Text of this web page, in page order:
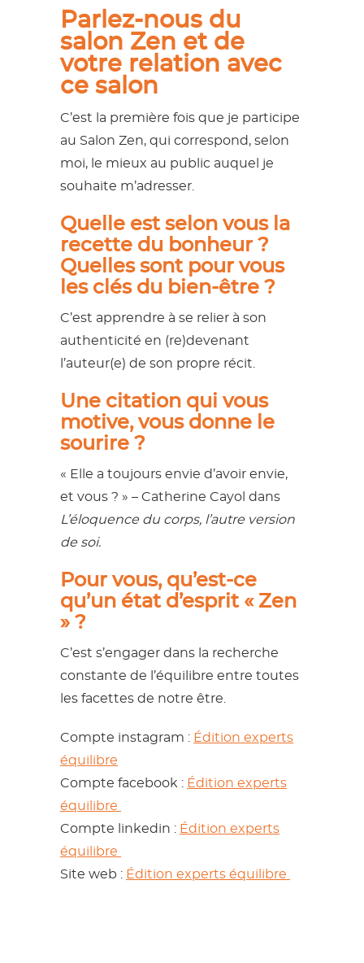
Parlez-nous du
salon Zen et de
votre relation avec
ce salon
C’est la première fois que je participe
au Salon Zen, qui correspond, selon
moi, le mieux au public auquel je
souhaite m’adresser.
Quelle est selon vous la
recette du bonheur ?
Quelles sont pour vous
les clés du bien-être ?
C’est apprendre à se relier à son
authenticité en (re)devenant
l’auteur(e) de son propre récit.
Une citation qui vous
motive, vous donne le
sourire ?
« Elle a toujours envie d’avoir envie,
et vous ? » – Catherine Cayol dans
L’éloquence du corps, l’autre version
de soi.
Pour vous, qu’est-ce
qu’un état d’esprit « Zen
» ?
C’est s’engager dans la recherche
constante de l’équilibre entre toutes
les facettes de notre être.
Compte instagram : Édition experts
équilibre
Compte facebook : Édition experts
équilibre
Compte linkedin : Édition experts
équilibre
Site web : Édition experts équilibre